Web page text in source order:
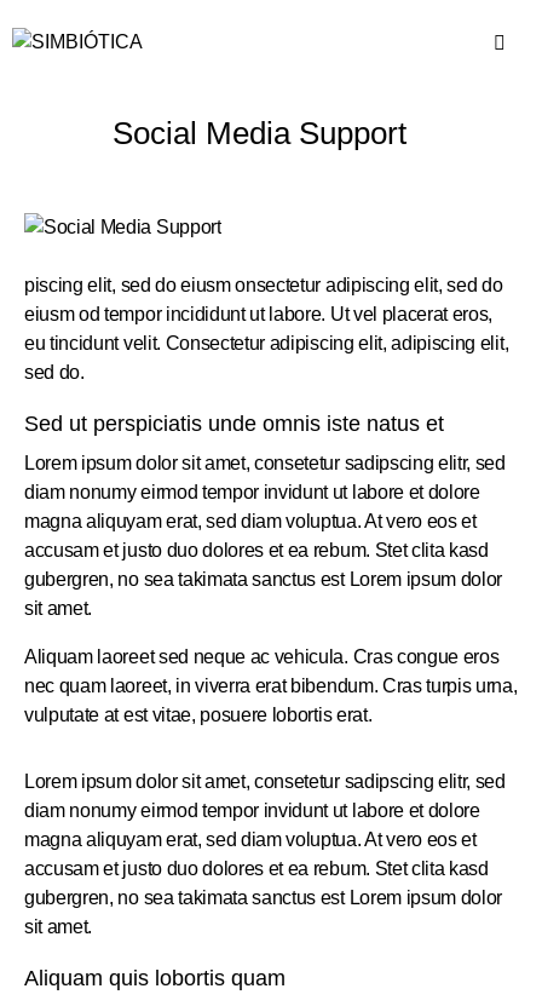
Social Media Support
piscing elit, sed do eiusm onsectetur adipiscing elit, sed do
eiusm od tempor incididunt ut labore. Ut vel placerat eros,
eu tincidunt velit. Consectetur adipiscing elit, adipiscing elit,
sed do.
Sed ut perspiciatis unde omnis iste natus et
Lorem ipsum dolor sit amet, consetetur sadipscing elitr, sed
diam nonumy eirmod tempor invidunt ut labore et dolore
magna aliquyam erat, sed diam voluptua. At vero eos et
accusam et justo duo dolores et ea rebum. Stet clita kasd
gubergren, no sea takimata sanctus est Lorem ipsum dolor
sit amet.
Aliquam laoreet sed neque ac vehicula. Cras congue eros
nec quam laoreet, in viverra erat bibendum. Cras turpis urna,
vulputate at est vitae, posuere lobortis erat.
Lorem ipsum dolor sit amet, consetetur sadipscing elitr, sed
diam nonumy eirmod tempor invidunt ut labore et dolore
magna aliquyam erat, sed diam voluptua. At vero eos et
accusam et justo duo dolores et ea rebum. Stet clita kasd
gubergren, no sea takimata sanctus est Lorem ipsum dolor
sit amet.
Aliquam quis lobortis quam